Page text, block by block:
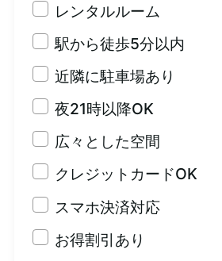
レンタルルーム
駅から徒歩5分以内
近隣に駐車場あり
夜21時以降OK
広々とした空間
クレジットカードOK
スマホ決済対応
お得割引あり